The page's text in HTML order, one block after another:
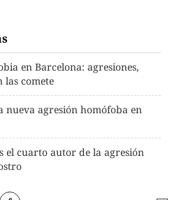
en Barcelona: agresiones,
comete
nueva agresión homófoba en
el cuarto autor de la agresión